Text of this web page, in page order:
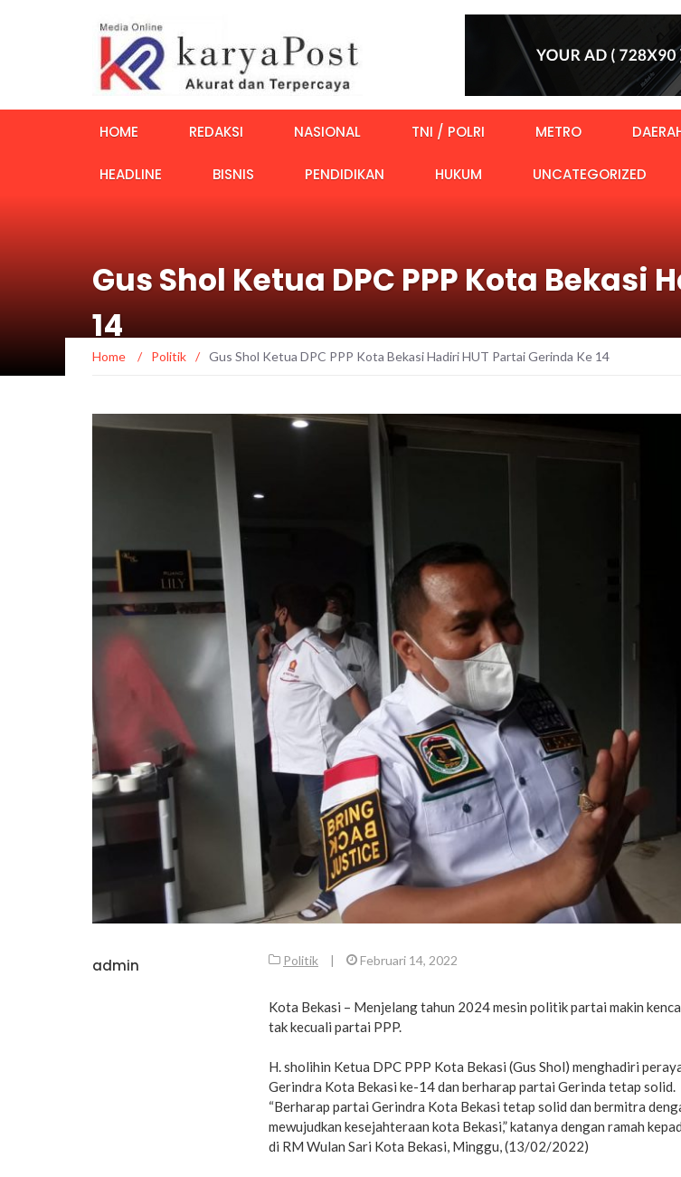
HOME REDAKSI NASIONAL TNI / POLRI METRO
HEADLINE BISNIS PENDIDIKAN HUKUM UNCATEGORIZED
Gus Shol Ketua DPC PPP Kota Bekasi
14
Home / Politik / Gus Shol Ketua DPC PPP Kota Bekasi Hadiri HUT Partai Gerinda Ke 14
admin Politik | Februari 14, 2022
Kota Bekasi – Menjelang tahun 2024 mesin politik partai makin
tak kecuali partai PPP.
H. sholihin Ketua DPC PPP Kota Bekasi (Gus Shol) menghadiri
Gerindra Kota Bekasi ke-14 dan berharap partai Gerinda tetap solid.
“Berharap partai Gerindra Kota Bekasi tetap solid dan bermitra
mewujudkan kesejahteraan kota Bekasi,” katanya dengan ramah
di RM Wulan Sari Kota Bekasi, Minggu, (13/02/2022)